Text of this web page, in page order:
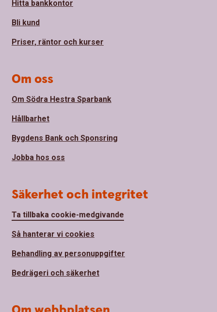
Hitta bankkontor
Bli kund
Priser, räntor och kurser
Om oss
Om Södra Hestra Sparbank
Hållbarhet
Bygdens Bank och Sponsring
Jobba hos oss
Säkerhet och integritet
Ta tillbaka cookie-medgivande
Så hanterar vi cookies
Behandling av personuppgifter
Bedrägeri och säkerhet